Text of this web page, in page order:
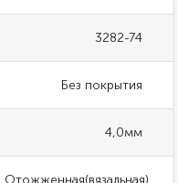
3282-74
Без покрытия
4,0мм